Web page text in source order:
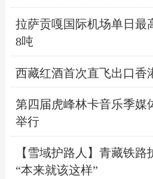
拉萨贡嘎国际机场单日最
8吨
西藏红酒首次直飞出口香
第四届虎峰林卡音乐季媒
举行
【雪域护路人】青藏铁路
“本来就该这样”